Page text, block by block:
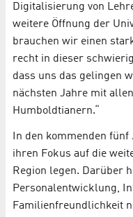
Digitalisierung von
weitere Öffnung der
brauchen wir einen
recht in dieser
dass uns das gelingen
nächsten Jahre mit
Humboldtianern.“
In den kommenden
ihren Fokus auf die
Region legen. Darüber
Personalentwicklung,
Familienfreundlichkeit